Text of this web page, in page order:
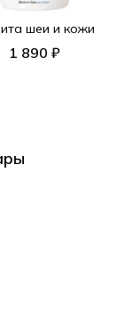
шеи и кожи
1 890 ₽